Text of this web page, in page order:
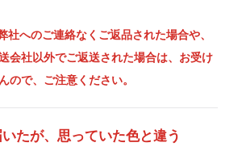
社へのご連絡なくご返品された場合や、
会社以外でご返送された場合は、お受け
ので、ご注意ください。
たが、思っていた色と違う